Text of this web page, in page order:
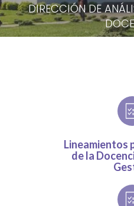
DIRECCIÓN DE
Lineamientos
de la